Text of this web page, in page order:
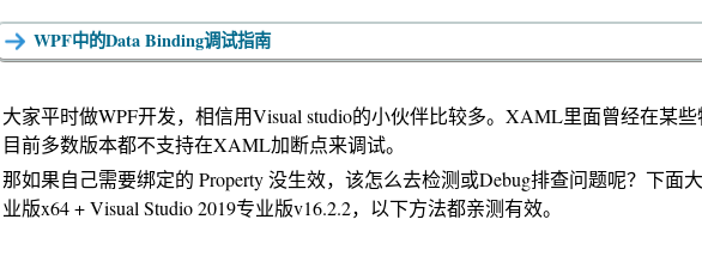
WPF中的Data Binding调试指南
大家平时做WPF开发，相信用Visual studio的小伙伴比较多。XAML里面曾经在某
目前多数版本都不支持在XAML加断点来调试。
那如果自己需要绑定的 Property 没生效，该怎么去检测或Debug排查问题呢？下
业版x64 + Visual Studio 2019专业版v16.2.2，以下方法都亲测有效。